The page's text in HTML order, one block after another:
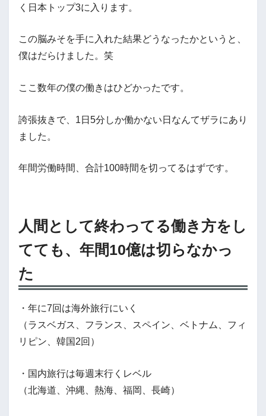
く日本トップ3に入ります。
この脳みそを手に入れた結果どうなったかというと、
僕はだらけました。笑
ここ数年の僕の働きはひどかったです。
誇張抜きで、1日5分しか働かない日なんてザラにあり
ました。
年間労働時間、合計100時間を切ってるはずです。
人間として終わってる働き方をし
てても、年間10億は切らなかっ
た
・年に7回は海外旅行にいく
（ラスベガス、フランス、スペイン、ベトナム、フィ
リピン、韓国2回）
・国内旅行は毎週末行くレベル
（北海道、沖縄、熱海、福岡、長崎）